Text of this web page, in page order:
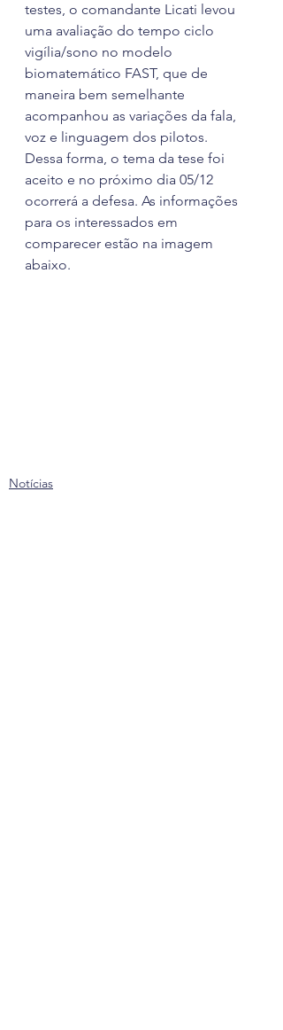
testes, o comandante Licati levou
uma avaliação do tempo ciclo
vigília/sono no modelo
biomatemático FAST, que de
maneira bem semelhante
acompanhou as variações da fala,
voz e linguagem dos pilotos.
Dessa forma, o tema da tese foi
aceito e no próximo dia 05/12
ocorrerá a defesa. As informações
para os interessados em
comparecer estão na imagem
abaixo.
Notícias